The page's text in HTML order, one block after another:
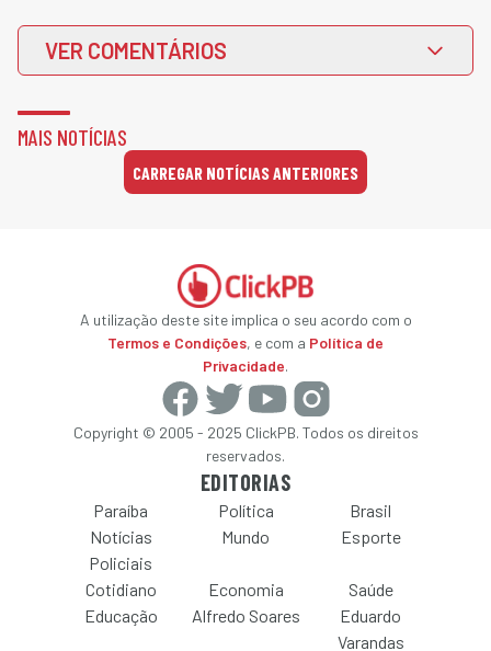
VER COMENTÁRIOS
MAIS NOTÍCIAS
CARREGAR NOTÍCIAS ANTERIORES
A utilização deste site implica o seu acordo com o
Termos e Condições, e com a Política de
Privacidade.
Copyright © 2005 - 2025 ClickPB. Todos os direitos
reservados.
EDITORIAS
Paraíba Política
Brasil
Notícias
Policiais
Mundo Esporte
Cotidiano Economia
Saúde
Educação
Alfredo Soares
Eduardo
Varandas